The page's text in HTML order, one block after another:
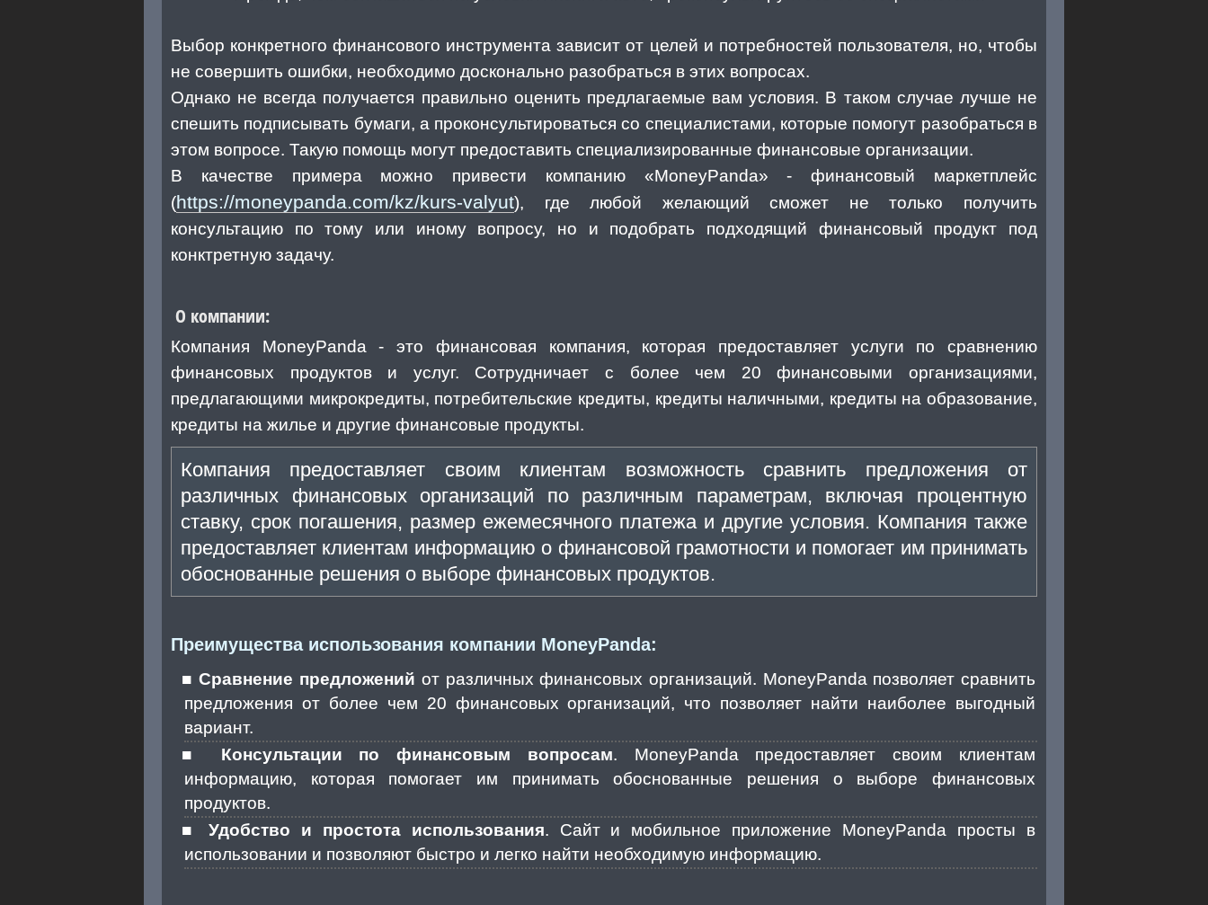
Выбор конкретного финансового инструмента зависит от целей и потребностей пользователя, но, чтобы
не совершить ошибки, необходимо досконально разобраться в этих вопросах.
Однако не всегда получается правильно оценить предлагаемые вам условия. В таком случае лучше не
спешить подписывать бумаги, а проконсультироваться со специалистами, которые помогут разобраться в
этом вопросе. Такую помощь могут предоставить специализированные финансовые организации.
В качестве примера можно привести компанию «MoneyPanda» - финансовый маркетплейс
(https://moneypanda.com/kz/kurs-valyut), где любой желающий сможет не только получить
консультацию по тому или иному вопросу, но и подобрать подходящий финансовый продукт под
конктретную задачу.
О компании:
Компания MoneyPanda - это финансовая компания, которая предоставляет услуги по сравнению
финансовых продуктов и услуг. Сотрудничает с более чем 20 финансовыми организациями,
предлагающими микрокредиты, потребительские кредиты, кредиты наличными, кредиты на образование,
кредиты на жилье и другие финансовые продукты.
Компания предоставляет своим клиентам возможность сравнить предложения от
различных финансовых организаций по различным параметрам, включая процентную
ставку, срок погашения, размер ежемесячного платежа и другие условия. Компания также
предоставляет клиентам информацию о финансовой грамотности и помогает им принимать
обоснованные решения о выборе финансовых продуктов.
Преимущества использования компании MoneyPanda:
Сравнение предложений от различных финансовых организаций. MoneyPanda позволяет сравнить
предложения от более чем 20 финансовых организаций, что позволяет найти наиболее выгодный
вариант.
Консультации по финансовым вопросам. MoneyPanda предоставляет своим клиентам
информацию, которая помогает им принимать обоснованные решения о выборе финансовых
продуктов.
Удобство и простота использования. Сайт и мобильное приложение MoneyPanda просты в
использовании и позволяют быстро и легко найти необходимую информацию.